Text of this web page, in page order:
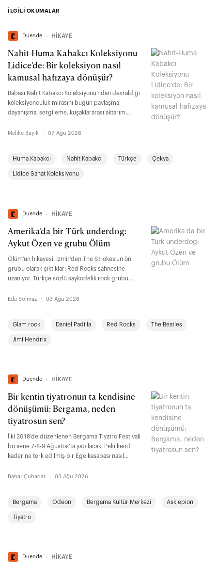
İLGİLİ OKUMALAR
Duende ∙ HİKAYE
Nahit-Huma Kabakcı Koleksiyonu
Lidice’de: Bir koleksiyon nasıl
kamusal hafızaya dönüşür?
Babası Nahit Kabakcı Koleksiyonu’ndan devraldığı
koleksiyonculuk mirasını bugün paylaşma,
dayanışma, sergileme, kuşaklararası aktarım
koleksiyonun kuşaklar boyunca geçirdiği
diyalog alanlarını ve Lidice ile kurulan işbirliğini
konuştuk.
Melike Bayık · 07 Ağu 2026
Huma Kabakcı Nahit Kabakcı Türkçe Çekya
Lidice Sanat Koleksiyonu
Duende ∙ HİKAYE
Amerika’da bir Türk underdog:
Aykut Özen ve grubu Ölüm
Ölüm’ün hikayesi, İzmir’den The Strokes’un ön
grubu olarak çıktıkları Red Rocks sahnesine
uzanıyor. Türkçe sözlü saykodelik rock grubu
Angeles’taki hayatını, 70’lerin parlatılmamış çiğ
Eda Solmaz · 03 Ağu 2026
Glam rock Daniel Padilla Red Rocks The Beatles
Jimi Hendrix
Duende ∙ HİKAYE
Bir kentin tiyatronun ta kendisine
dönüşümü: Bergama, neden
tiyatrosun sen?
İlki 2018’de düzenlenen Bergama Tiyatro Festivali
bu sene 7-8-9 Ağustos’ta yapılacak. Peki kendi
kaderine terk edilmiş bir Ege kasabası nasıl
yerelden yükselen umudun ta kendisine dönüştü?
Bahar Çuhadar · 03 Ağu 2026
Bergama Odeon Bergama Kültür Merkezi Asklepion
Tiyatro
Duende ∙ HİKAYE